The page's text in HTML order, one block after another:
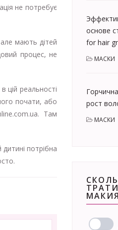
не потребує
мають дітей
процес, не
цій реальності
почати, або
Там
потрібна
основе
for hair
МАСКИ
рост
МАСКИ